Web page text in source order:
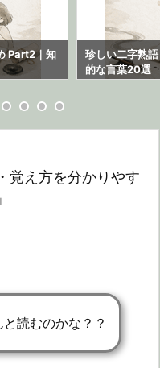
Part2｜知
珍しい二字熟
的な言葉20選
覚え方を分かりやす
読むのかな？？